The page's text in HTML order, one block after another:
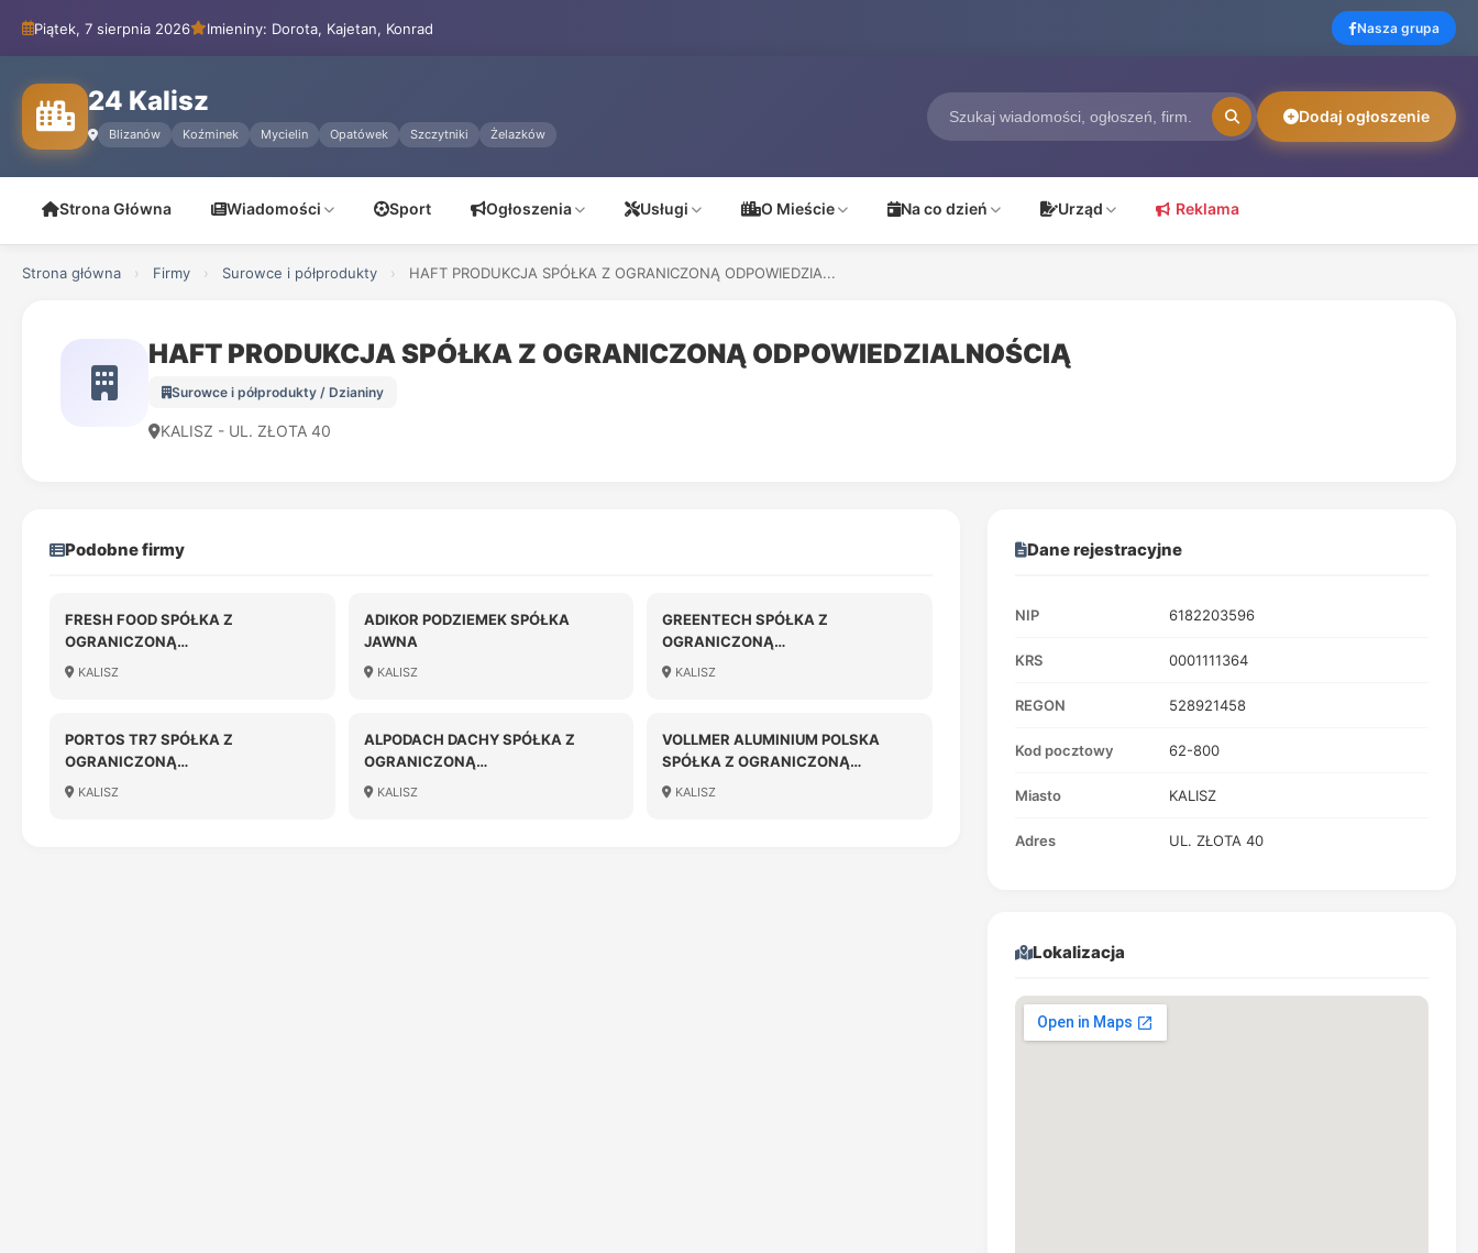
Piątek, 7 sierpnia 2026 Imieniny: Dorota, Kajetan, Konrad Nasza grupa
24 Kalisz
Blizanów Koźminek Mycielin Opatówek Szczytniki Żelazków
Dodaj ogłoszenie
Strona Główna Wiadomości Sport Ogłoszenia Usługi O Mieście Na co dzień Urząd Reklama
Strona główna › Firmy › Surowce i półprodukty › HAFT PRODUKCJA SPÓŁKA Z OGRANICZONĄ ODPOWIEDZIA...
HAFT PRODUKCJA SPÓŁKA Z OGRANICZONĄ ODPOWIEDZIALNOŚCIĄ
Surowce i półprodukty / Dzianiny
KALISZ - UL. ZŁOTA 40
Podobne firmy
FRESH FOOD SPÓŁKA Z
OGRANICZONĄ
ODPOWIEDZIALNOŚCIĄ
KALISZ
ADIKOR PODZIEMEK SPÓŁKA
JAWNA
KALISZ
GREENTECH SPÓŁKA Z
OGRANICZONĄ
ODPOWIEDZIALNOŚCIĄ
KALISZ
PORTOS TR7 SPÓŁKA Z
OGRANICZONĄ
ODPOWIEDZIALNOŚCIĄ
KALISZ
ALPODACH DACHY SPÓŁKA Z
OGRANICZONĄ
ODPOWIEDZIALNOŚCIĄ
KALISZ
VOLLMER ALUMINIUM POLSKA
SPÓŁKA Z OGRANICZONĄ
ODPOWIEDZIALNOŚCIĄ
KALISZ
Dane rejestracyjne
NIP 6182203596
KRS 0001111364
REGON 528921458
Kod pocztowy 62-800
Miasto KALISZ
Adres UL. ZŁOTA 40
Lokalizacja